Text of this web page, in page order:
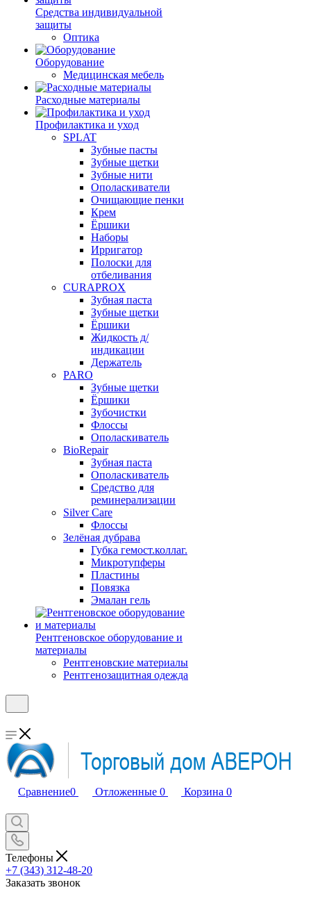
Средства индивидуальной
защиты
Оптика
Оборудование
Медицинская мебель
Расходные материалы
Профилактика и уход
SPLAT
Зубные пасты
Зубные щетки
Зубные нити
Ополаскиватели
Очищающие пенки
Крем
Ёршики
Наборы
Ирригатор
Полоски для
отбеливания
CURAPROX
Зубная паста
Зубные щетки
Ёршики
Жидкость д/
индикации
Держатель
PARO
Зубные щетки
Ёршики
Зубочистки
Флоссы
Ополаскиватель
BioRepair
Зубная паста
Ополаскиватель
Средство для
реминерализации
Silver Care
Флоссы
Зелёная дубрава
Губка гемост.коллаг.
Микротупферы
Пластины
Повязка
Эмалан гель
Рентгеновское оборудование и
материалы
Рентгеновские материалы
Рентгенозащитная одежда
Сравнение0 Отложенные 0 Корзина 0
Телефоны
+7 (343) 312-48-20
Заказать звонок